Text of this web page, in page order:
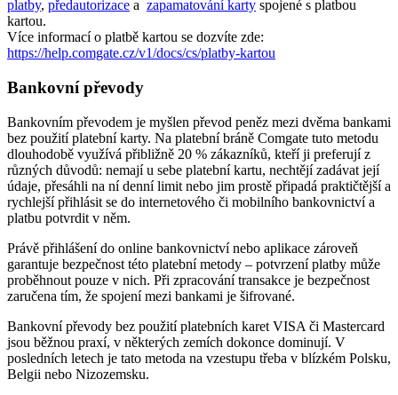
platby, předautorizace a zapamatování karty spojené s platbou
kartou.
Více informací o platbě kartou se dozvíte zde:
https://help.comgate.cz/v1/docs/cs/platby-kartou
Bankovní převody
Bankovním převodem je myšlen převod peněz mezi dvěma bankami
bez použití platební karty. Na platební bráně Comgate tuto metodu
dlouhodobě využívá přibližně 20 % zákazníků, kteří ji preferují z
různých důvodů: nemají u sebe platební kartu, nechtějí zadávat její
údaje, přesáhli na ní denní limit nebo jim prostě připadá praktičtější a
rychlejší přihlásit se do internetového či mobilního bankovnictví a
platbu potvrdit v něm.
Právě přihlášení do online bankovnictví nebo aplikace zároveň
garantuje bezpečnost této platební metody – potvrzení platby může
proběhnout pouze v nich. Při zpracování transakce je bezpečnost
zaručena tím, že spojení mezi bankami je šifrované.
Bankovní převody bez použití platebních karet VISA či Mastercard
jsou běžnou praxí, v některých zemích dokonce dominují. V
posledních letech je tato metoda na vzestupu třeba v blízkém Polsku,
Belgii nebo Nizozemsku.